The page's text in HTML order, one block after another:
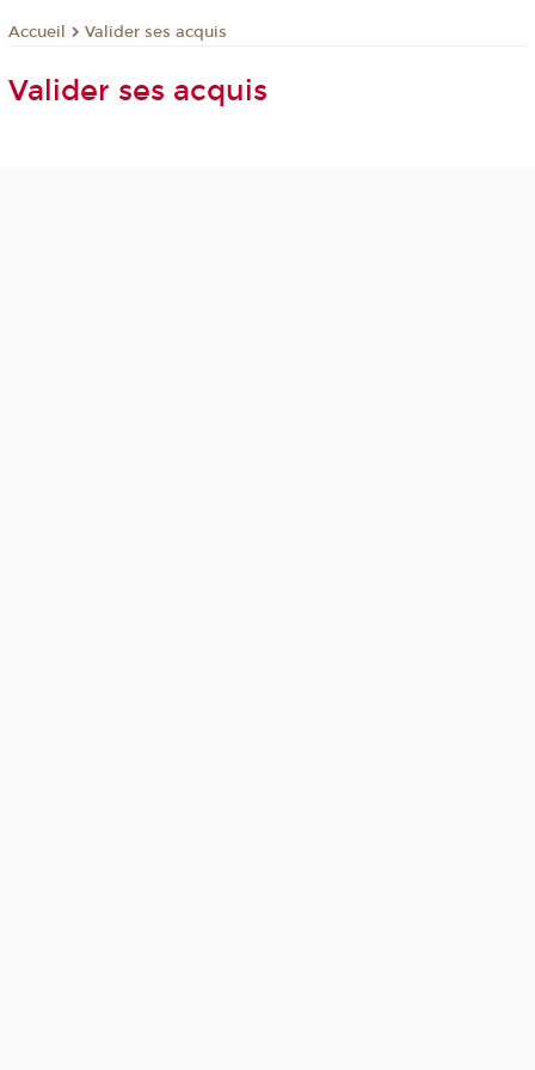
Accueil Valider ses acquis
Valider ses acquis